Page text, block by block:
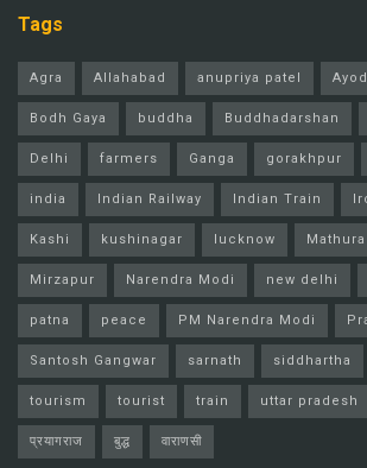
Tags
Agra Allahabad anupriya patel
Bodh Gaya buddha Buddhadarshan
Delhi farmers Ganga gorakhpur
india Indian Railway Indian Train
Kashi kushinagar lucknow Mathura
Mirzapur Narendra Modi new delhi
patna peace PM Narendra Modi
Santosh Gangwar sarnath siddhartha
tourism tourist train uttar pradesh
प्रयागराज बुद्ध वाराणसी